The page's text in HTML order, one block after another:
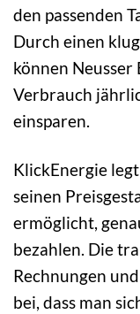
den passenden
Durch einen
können Neusser
Verbrauch
einsparen.
KlickEnergie
seinen
ermöglicht,
bezahlen. Die
Rechnungen
bei, dass man